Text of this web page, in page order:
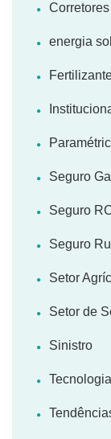
Corretores
energia
Seguro
Seguro
Seguro
Setor
Setor de
Sinistro
Tecnologia